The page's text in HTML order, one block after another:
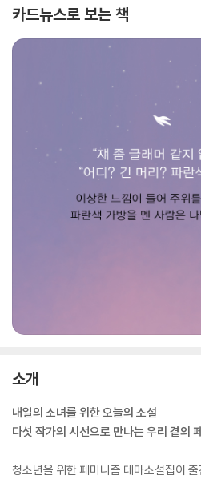
카드뉴스로 보는 책
소개
내일의 소녀를 위한 오늘의 소설
다섯 작가의 시선으로 만나는 우리 곁의
청소년을 위한 페미니즘 테마소설집이